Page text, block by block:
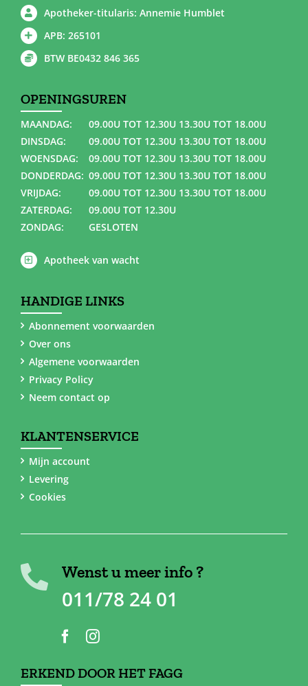
Apotheker-titularis: Annemie Humblet
APB: 265101
BTW BE0432 846 365
OPENINGSUREN
MAANDAG:
09.00U TOT 12.30U 13.30U TOT 18.00U
DINSDAG:
09.00U TOT 12.30U 13.30U TOT 18.00U
WOENSDAG:
09.00U TOT 12.30U 13.30U TOT 18.00U
DONDERDAG: 09.00U TOT 12.30U 13.30U TOT 18.00U
VRIJDAG:
09.00U TOT 12.30U 13.30U TOT 18.00U
ZATERDAG:
09.00U TOT 12.30U
ZONDAG:
GESLOTEN
Apotheek van wacht
HANDIGE LINKS
Abonnement voorwaarden
Over ons
Algemene voorwaarden
Privacy Policy
Neem contact op
KLANTENSERVICE
Mijn account
Levering
Cookies
Wenst u meer info ?
011/78 24 01
ERKEND DOOR HET FAGG